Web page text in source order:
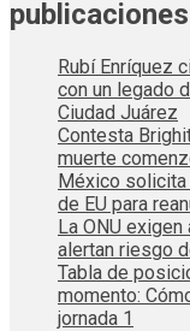
Rubí Enríquez
con un legado
Ciudad Juárez
Contesta
muerte
México solicita
de EU para
La ONU
alertan riesgo
Tabla de
momento:
jornada 1